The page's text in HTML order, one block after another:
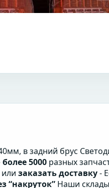
в задний брус
более 5000 разных
или заказать доставку-
“накруток” Наши